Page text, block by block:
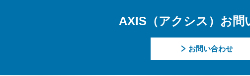
AXIS（アクシス）お問
お問い合わせ